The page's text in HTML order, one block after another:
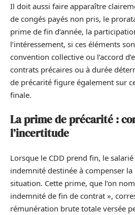
Il doit aussi faire apparaître
de congés payés non pris, le
prime de fin d’année, la
l’intéressement, si ces éléments
convention collective ou l’accord
contrats précaires ou à durée
de précarité figure également sur
finale.
La prime de précarité :
l’incertitude
Lorsque le CDD prend fin, le
indemnité destinée à compenser la
situation. Cette prime, que l’on
indemnité de fin de contrat »,
rémunération brute totale versée